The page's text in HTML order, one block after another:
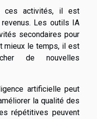
ces activités, il est
Les outils IA
secondaires pour
mieux le temps, il est
de nouvelles
artificielle peut
la qualité des
répétitives peuvent